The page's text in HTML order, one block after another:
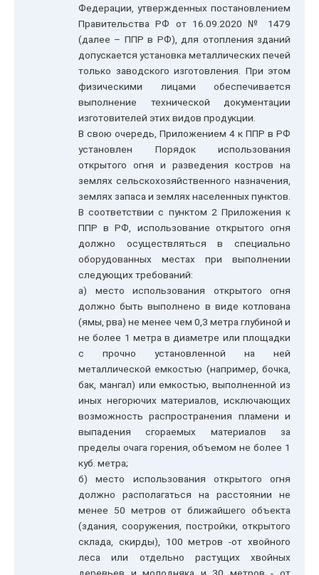
Федерации, утвержденных постановлением
Правительства РФ от 16.09.2020 № 1479
(далее – ППР в РФ), для отопления зданий
допускается установка металлических печей
только заводского изготовления. При этом
физическими лицами обеспечивается
выполнение технической документации
изготовителей этих видов продукции.
В свою очередь, Приложением 4 к ППР в РФ
установлен Порядок использования
открытого огня и разведения костров на
землях сельскохозяйственного назначения,
землях запаса и землях населенных пунктов.
В соответствии с пунктом 2 Приложения к
ППР в РФ, использование открытого огня
должно осуществляться в специально
оборудованных местах при выполнении
следующих требований:
а) место использования открытого огня
должно быть выполнено в виде котлована
(ямы, рва) не менее чем 0,3 метра глубиной и
не более 1 метра в диаметре или площадки
с прочно установленной на ней
металлической емкостью (например, бочка,
бак, мангал) или емкостью, выполненной из
иных негорючих материалов, исключающих
возможность распространения пламени и
выпадения сгораемых материалов за
пределы очага горения, объемом не более 1
куб. метра;
б) место использования открытого огня
должно располагаться на расстоянии не
менее 50 метров от ближайшего объекта
(здания, сооружения, постройки, открытого
склада, скирды), 100 метров -от хвойного
леса или отдельно растущих хвойных